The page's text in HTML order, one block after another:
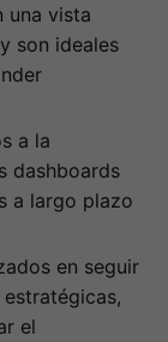
una vista
son ideales
a la
dashboards
a largo plazo
en seguir
el